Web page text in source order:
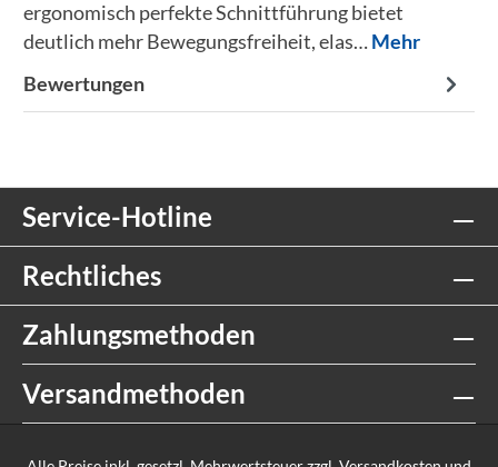
ergonomisch perfekte Schnittführung bietet
deutlich mehr Bewegungsfreiheit, elas…Mehr
Bewertungen
Service-Hotline
Rechtliches
Zahlungsmethoden
Versandmethoden